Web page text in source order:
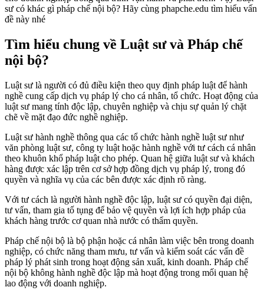
sư có khác gì pháp chế nội bộ? Hãy cùng phapche.edu tìm hiểu vấn
đề này nhé
Tìm hiểu chung về Luật sư và Pháp chế
nội bộ?
Luật sư là người có đủ điều kiện theo quy định pháp luật để hành
nghề cung cấp dịch vụ pháp lý cho cá nhân, tổ chức. Hoạt động của
luật sư mang tính độc lập, chuyên nghiệp và chịu sự quản lý chặt
chẽ về mặt đạo đức nghề nghiệp.
Luật sư hành nghề thông qua các tổ chức hành nghề luật sư như
văn phòng luật sư, công ty luật hoặc hành nghề với tư cách cá nhân
theo khuôn khổ pháp luật cho phép. Quan hệ giữa luật sư và khách
hàng được xác lập trên cơ sở hợp đồng dịch vụ pháp lý, trong đó
quyền và nghĩa vụ của các bên được xác định rõ ràng.
Với tư cách là người hành nghề độc lập, luật sư có quyền đại diện,
tư vấn, tham gia tố tụng để bảo vệ quyền và lợi ích hợp pháp của
khách hàng trước cơ quan nhà nước có thẩm quyền.
Pháp chế nội bộ là bộ phận hoặc cá nhân làm việc bên trong doanh
nghiệp, có chức năng tham mưu, tư vấn và kiểm soát các vấn đề
pháp lý phát sinh trong hoạt động sản xuất, kinh doanh. Pháp chế
nội bộ không hành nghề độc lập mà hoạt động trong mối quan hệ
lao động với doanh nghiệp.